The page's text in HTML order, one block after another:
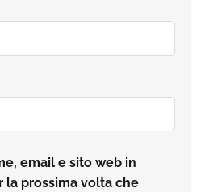
email e sito web in
la prossima volta che